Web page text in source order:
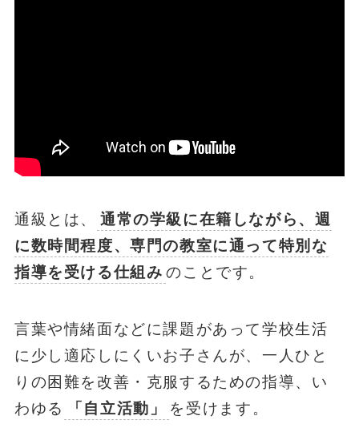
通級とは、
通常の学級に在籍しながら、週
に数時間程度、専門の教室に通って特別な
指導を受ける仕組み のことです。
言葉や情緒面などに課題があって学校生活
に少し適応しにくいお子さんが、一人ひと
りの困難を改善・克服するための指導、い
わゆる
「自立活動」 を受けます。